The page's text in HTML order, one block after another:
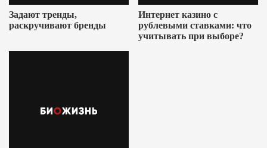
Задают тренды,
раскручивают бренды
Интернет казино с
рублевыми ставками: что
учитывать при выборе?